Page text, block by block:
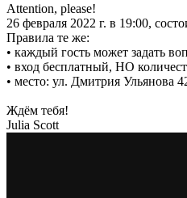
Attention, please!
26 февраля 2022 г. в 19:00,
Правила те же:
• каждый гость может задать
• вход бесплатный, НО
• место: ул. Дмитрия Ульянова
Ждём тебя!
Julia Scott